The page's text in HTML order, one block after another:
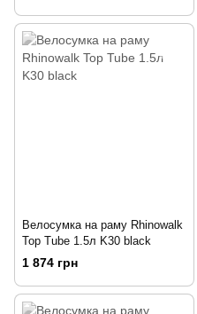
Велосумка на раму Rhinowalk
Top Tube 1.5л K30 black
1 874 грн